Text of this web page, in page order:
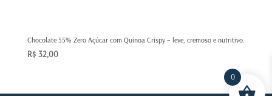
Chocolate 55% Zero Açúcar com Quinoa Crispy – leve, cremoso e nutritivo.
R$32,00
0